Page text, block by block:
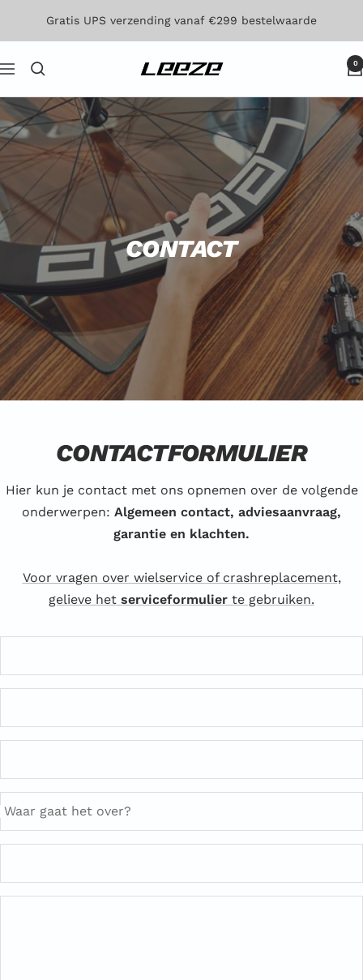
inhoud
Gratis UPS verzending vanaf €299 bestelwaarde
Navigatie Leeze 0
CONTACT
CONTACTFORMULIER
Hier kun je contact met ons opnemen over de volgende
onderwerpen: Algemeen contact, adviesaanvraag,
garantie en klachten.
Voor vragen over wielservice of crashreplacement,
gelieve het serviceformulier te gebruiken.
Waar gaat het over?